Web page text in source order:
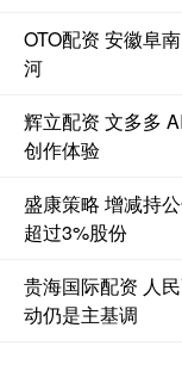
OTO配资 安徽阜
河
辉立配资 文多多
创作体验
盛康策略 增减持
超过3%股份
贵海国际配资 人
动仍是主基调